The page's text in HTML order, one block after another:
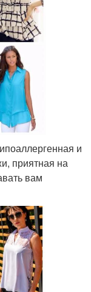
и
приятная на
вам